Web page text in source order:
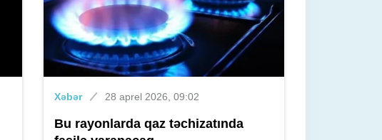
Xəbər 28 aprel 2026, 09:02
Bu rayonlarda qaz təchizatında